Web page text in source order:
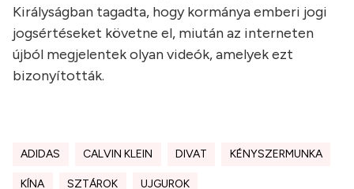
Királyságban tagadta, hogy kormánya emberi jogi
jogsértéseket követne el, miután az interneten
újból megjelentek olyan videók, amelyek ezt
bizonyították.
ADIDAS CALVIN KLEIN DIVAT KÉNYSZERMUNKA
KÍNA SZTÁROK UJGUROK